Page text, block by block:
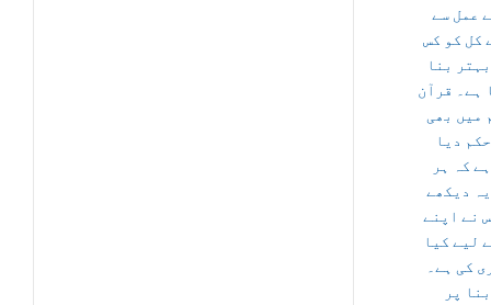
عمل سے
کل کو کس
بنا
ہے۔ قرآن
میں بھی
دیا
کہ ہر
دیکھے
نے اپنے
لیے کیا
کی ہے۔
پر